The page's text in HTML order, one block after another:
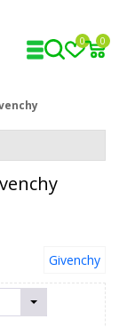
0 0
Givenchy